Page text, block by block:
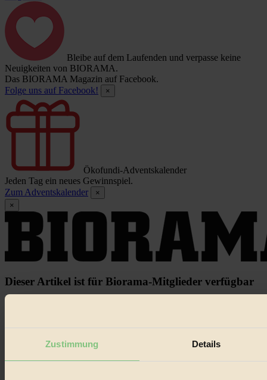
Zustimmung Details
Bleibe auf dem Laufenden und verpasse keine
Neuigkeiten von BIORAMA.
Das BIORAMA Magazin auf Facebook.
Folge uns auf Facebook!
×
Ökofundi-Adventskalender
Jeden Tag ein neues Gewinnspiel.
Zum Adventskalender
×
×
Dieser Artikel ist für Biorama-Mitglieder verfügbar